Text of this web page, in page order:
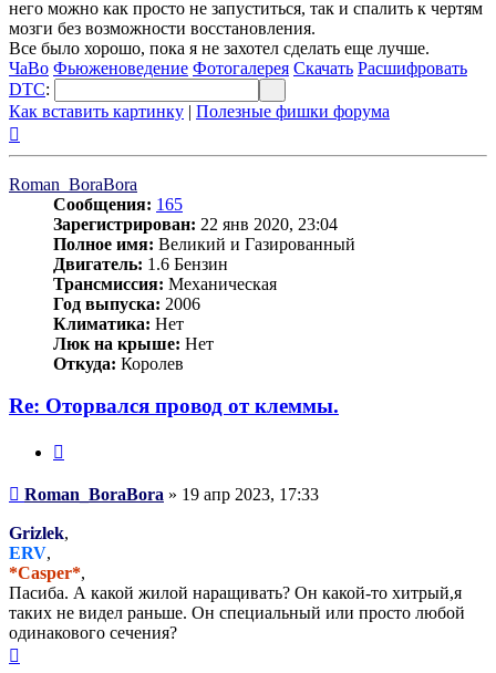
него можно как просто не запуститься, так и спалить к чертям
мозги без возможности восстановления.
Все было хорошо, пока я не захотел сделать еще лучше.
ЧаВо Фьюженоведение Фотогалерея Скачать Расшифровать
DTC:
Как вставить картинку | Полезные фишки форума
Roman_BoraBora
Сообщения: 165
Зарегистрирован: 22 янв 2020, 23:04
Полное имя: Великий и Газированный
Двигатель: 1.6 Бензин
Трансмиссия: Механическая
Год выпуска: 2006
Климатика: Нет
Люк на крыше: Нет
Откуда: Королев
Re: Оторвался провод от клеммы.
Сообщение
Roman_BoraBora » 19 апр 2023, 17:33
Grizlek,
ERV,
*Casper*,
Пасиба. А какой жилой наращивать? Он какой-то хитрый,я
таких не видел раньше. Он специальный или просто любой
одинакового сечения?